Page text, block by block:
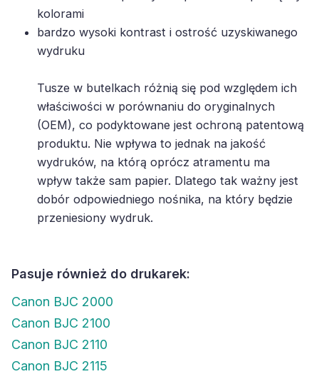
kolorami
bardzo wysoki kontrast i ostrość uzyskiwanego
wydruku
Tusze w butelkach różnią się pod względem ich
właściwości w porównaniu do oryginalnych
(OEM), co podyktowane jest ochroną patentową
produktu. Nie wpływa to jednak na jakość
wydruków, na którą oprócz atramentu ma
wpływ także sam papier. Dlatego tak ważny jest
dobór odpowiedniego nośnika, na który będzie
przeniesiony wydruk.
Pasuje również do drukarek:
Canon BJC 2000
Canon BJC 2100
Canon BJC 2110
Canon BJC 2115